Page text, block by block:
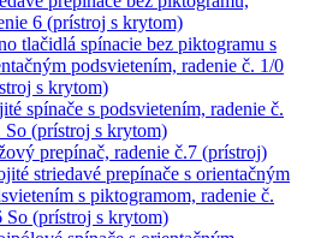
6 (prístroj s krytom)
tlačidlá spínacie bez piktogramu s
podsvietením, radenie č. 1/0
s krytom)
spínače s podsvietením, radenie č.
So (prístroj s krytom)
prepínač, radenie č.7 (prístroj)
striedavé prepínače s orientačným
s piktogramom, radenie č.
So (prístroj s krytom)